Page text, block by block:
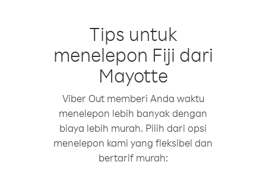
Tips untuk
menelepon Fiji dari
Mayotte
Viber Out memberi Anda waktu
menelepon lebih banyak dengan
biaya lebih murah. Pilih dari opsi
menelepon kami yang fleksibel dan
bertarif murah: